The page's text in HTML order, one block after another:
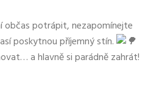
občas potrápit, nezapomínejte
poskytnou příjemný stín.
a hlavně si parádně zahrát!